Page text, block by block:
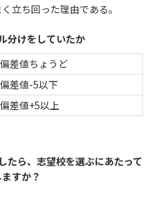
立ち回った理由である。
分けをしていたか
差値ちょうど
差値-5以下
差値+5以上
たら、志望校を選ぶにあたって
すか？